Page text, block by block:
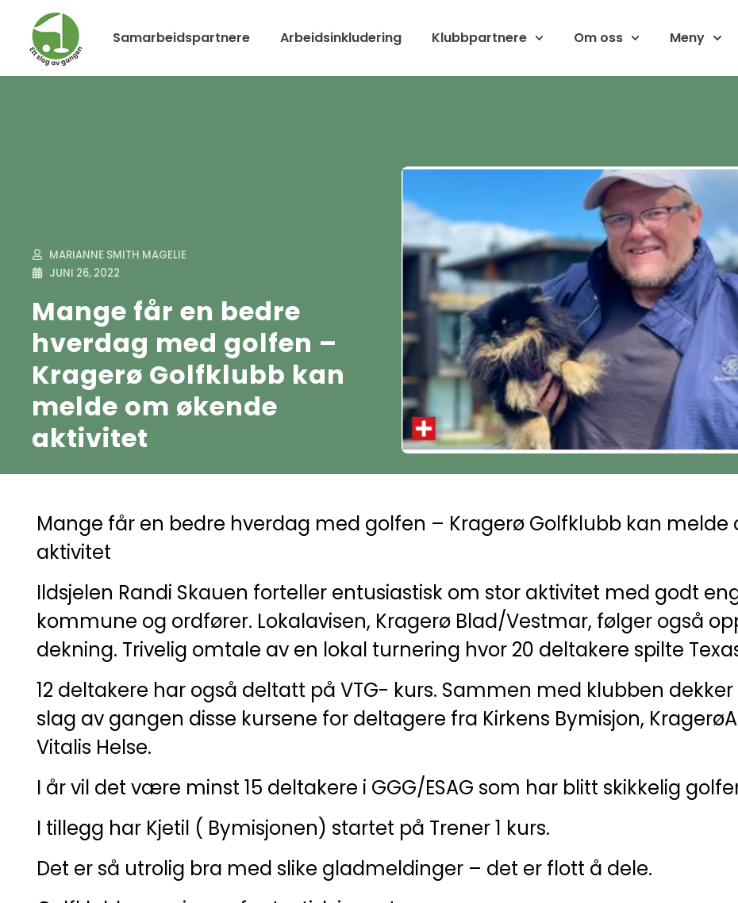
Samarbeidspartnere Arbeidsinkludering Klubbpartnere Om oss Meny
MARIANNE SMITH MAGELIE
JUNI 26, 2022
Mange får en bedre
hverdag med golfen –
Kragerø Golfklubb kan
melde om økende
aktivitet
Mange får en bedre hverdag med golfen – Kragerø Golfklubb kan melde
aktivitet
Ildsjelen Randi Skauen forteller entusiastisk om stor aktivitet med godt
kommune og ordfører. Lokalavisen, Kragerø Blad/Vestmar, følger også
dekning. Trivelig omtale av en lokal turnering hvor 20 deltakere spilte
12 deltakere har også deltatt på VTG- kurs. Sammen med klubben dekker
slag av gangen disse kursene for deltagere fra Kirkens Bymisjon,
Vitalis Helse.
I år vil det være minst 15 deltakere i GGG/ESAG som har blitt skikkelig
I tillegg har Kjetil ( Bymisjonen) startet på Trener 1 kurs.
Det er så utrolig bra med slike gladmeldinger – det er flott å dele.